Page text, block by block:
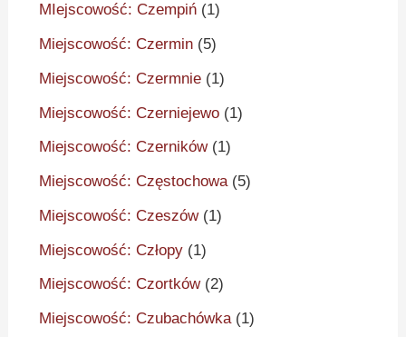
MIejscowość: Czempiń (1)
Miejscowość: Czermin (5)
Miejscowość: Czermnie (1)
Miejscowość: Czerniejewo (1)
Miejscowość: Czerników(1)
Miejscowość: Częstochowa(5)
Miejscowość: Czeszów(1)
Miejscowość: Człopy (1)
Miejscowość: Czortków(2)
Miejscowość: Czubachówka(1)